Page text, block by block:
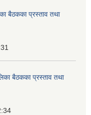
बैठकका प्रस्ताव तथा
बैठकका प्रस्ताव तथा